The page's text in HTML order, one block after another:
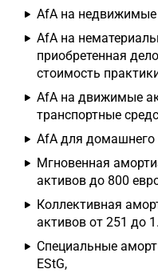
AfA на
AfA на
приобретенная
стоимость
AfA на движимые
транспортные
AfA для домашнего
Мгновенная
активов до 800
Коллективная
активов от 251 до
Специальные
EStG,